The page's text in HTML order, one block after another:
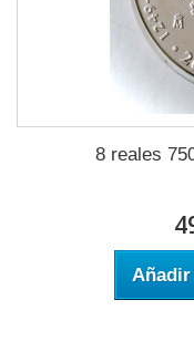
8 reales